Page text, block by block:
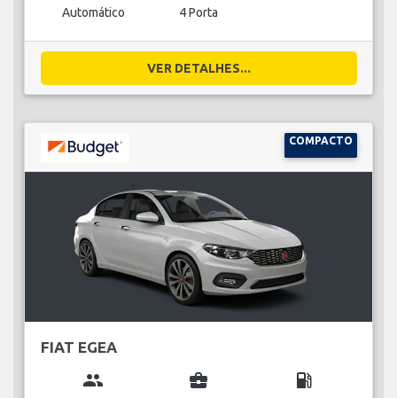
Automático 4 Porta
VER DETALHES...
COMPACTO
FIAT EGEA
group business_center local_gas_station